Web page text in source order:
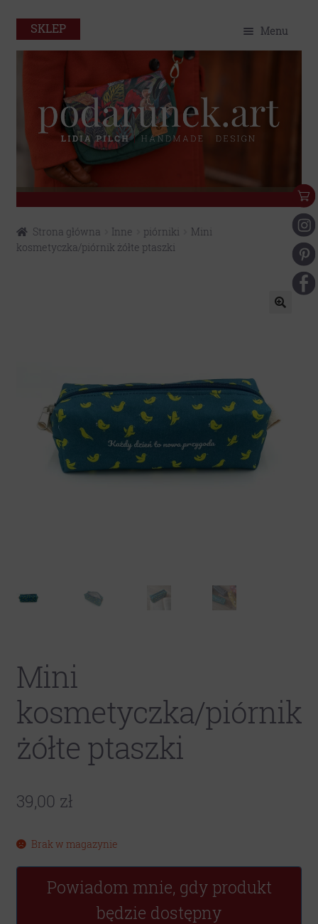
SKLEP Menu
Sklep
Eko
do
nawigacji
do
treści
Strona główna Inne piórniki
Mini
kosmetyczka/piórnik żółte ptaszki
Mini
kosmetyczka/piórnik
żółte ptaszki
39,00 zł
Brak w magazynie
Powiadom mnie, gdy produkt
będzie dostępny